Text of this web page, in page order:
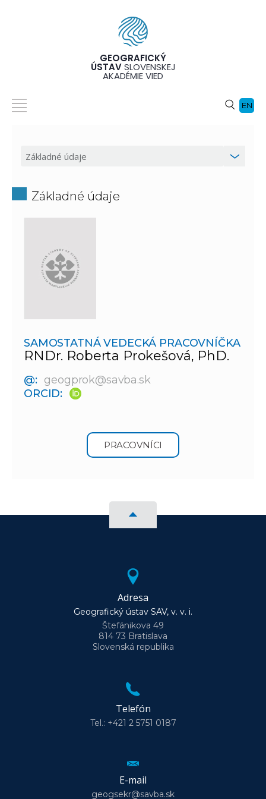
GEOGRAFICKÝ
ÚSTAVSLOVENSKEJ
AKADÉMIE VIED
EN
Základné údaje
SAMOSTATNÁ VEDECKÁ PRACOVNÍČKA
RNDr. Roberta Prokešová, PhD.
@: geogprok@savba.sk
ORCID:
PRACOVNÍCI
Adresa
Geografický ústav SAV, v. v. i.
Štefánikova 49
814 73 Bratislava
Slovenská republika
Telefón
Tel.: +421 2 5751 0187
E-mail
geogsekr@savba.sk